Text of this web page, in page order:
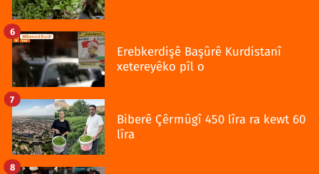
Erebkerdişê Başûrê Kurdistanî
xetereyêko pîl o
6
Biberê Çêrmûgî 450 lîra ra kewt 60
lîra
7
8